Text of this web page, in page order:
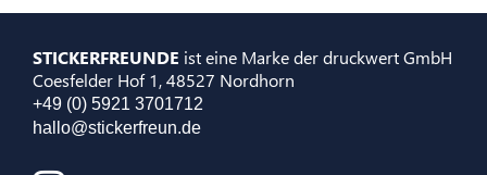
STICKERFREUNDE ist eine Marke der druckwert GmbH
Coesfelder Hof 1, 48527 Nordhorn
+49 (0) 5921 3701712
hallo@stickerfreun.de